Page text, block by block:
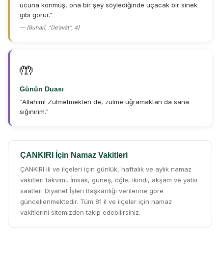
ucuna konmuş, ona bir şey söylediğinde uçacak bir sinek
gibi görür.”
— (Buharî, “De’avât”, 4)
🤲
Günün Duası
"Allahım! Zulmetmekten de, zulme uğramaktan da sana
sığınırım."
ÇANKIRI İçin Namaz Vakitleri
ÇANKIRI ili ve ilçeleri için günlük, haftalık ve aylık namaz
vakitleri takvimi. İmsak, güneş, öğle, ikindi, akşam ve yatsı
saatleri Diyanet İşleri Başkanlığı verilerine göre
güncellenmektedir. Tüm 81 il ve ilçeler için namaz
vakitlerini sitemizden takip edebilirsiniz.